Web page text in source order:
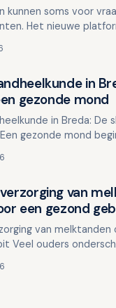
kunnen soms voor
Het nieuwe
consum…
in
gezonde mond
in Breda: De
gezonde mond
van
een gezond
van melktanden
Veel ouders